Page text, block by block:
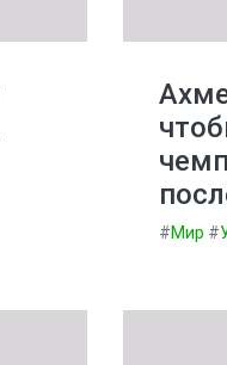
#Мир #